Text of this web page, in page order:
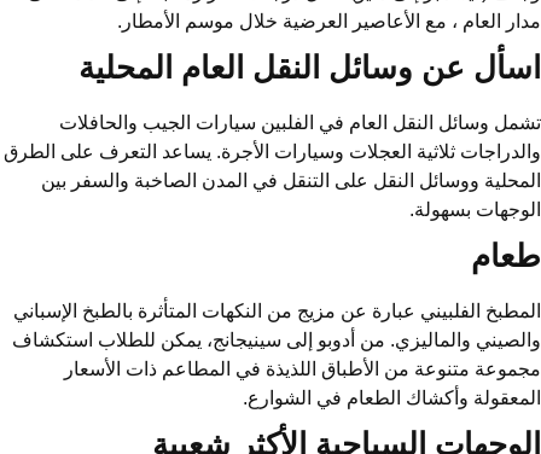
مدار العام ، مع الأعاصير العرضية خلال موسم الأمطار.
اسأل عن وسائل النقل العام المحلية
تشمل وسائل النقل العام في الفلبين سيارات الجيب والحافلات
والدراجات ثلاثية العجلات وسيارات الأجرة. يساعد التعرف على الطرق
المحلية ووسائل النقل على التنقل في المدن الصاخبة والسفر بين
الوجهات بسهولة.
طعام
المطبخ الفلبيني عبارة عن مزيج من النكهات المتأثرة بالطبخ الإسباني
والصيني والماليزي. من أدوبو إلى سينيجانج، يمكن للطلاب استكشاف
مجموعة متنوعة من الأطباق اللذيذة في المطاعم ذات الأسعار
المعقولة وأكشاك الطعام في الشوارع.
الوجهات السياحية الأكثر شعبية